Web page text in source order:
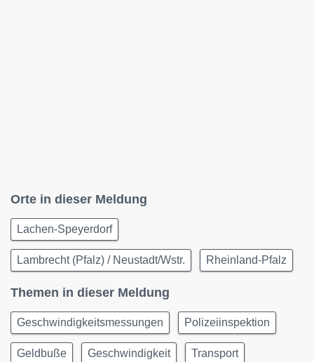
Orte in dieser Meldung
Lachen-Speyerdorf
Lambrecht (Pfalz) / Neustadt/Wstr. Rheinland-Pfalz
Themen in dieser Meldung
Geschwindigkeitsmessungen Polizeiinspektion
Geldbuße Geschwindigkeit Transport